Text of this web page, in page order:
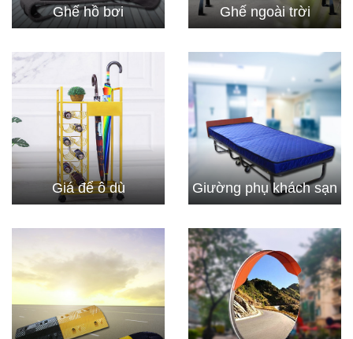
Ghế hồ bơi Ghế ngoài trời
Giá để ô dù Giường phụ khách sạn